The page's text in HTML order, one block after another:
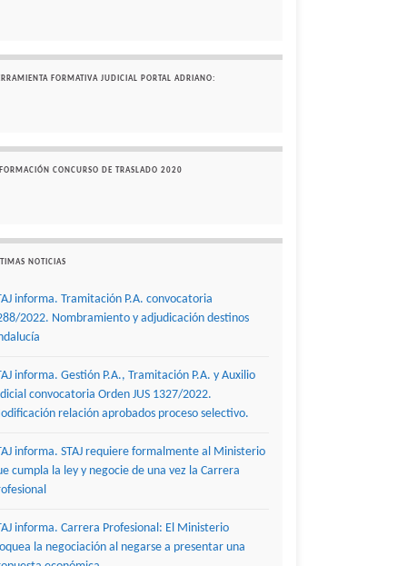
FORMATIVA JUDICIAL PORTAL ADRIANO:
CONCURSO DE TRASLADO 2020
NOTICIAS
informa. Tramitación P.A. convocatoria
2022. Nombramiento y adjudicación destinos
informa. Gestión P.A., Tramitación P.A. y Auxilio
convocatoria Orden JUS 1327/2022.
relación aprobados proceso selectivo.
informa. STAJ requiere formalmente al Ministerio
cumpla la ley y negocie de una vez la Carrera
informa. Carrera Profesional: El Ministerio
la negociación al negarse a presentar una